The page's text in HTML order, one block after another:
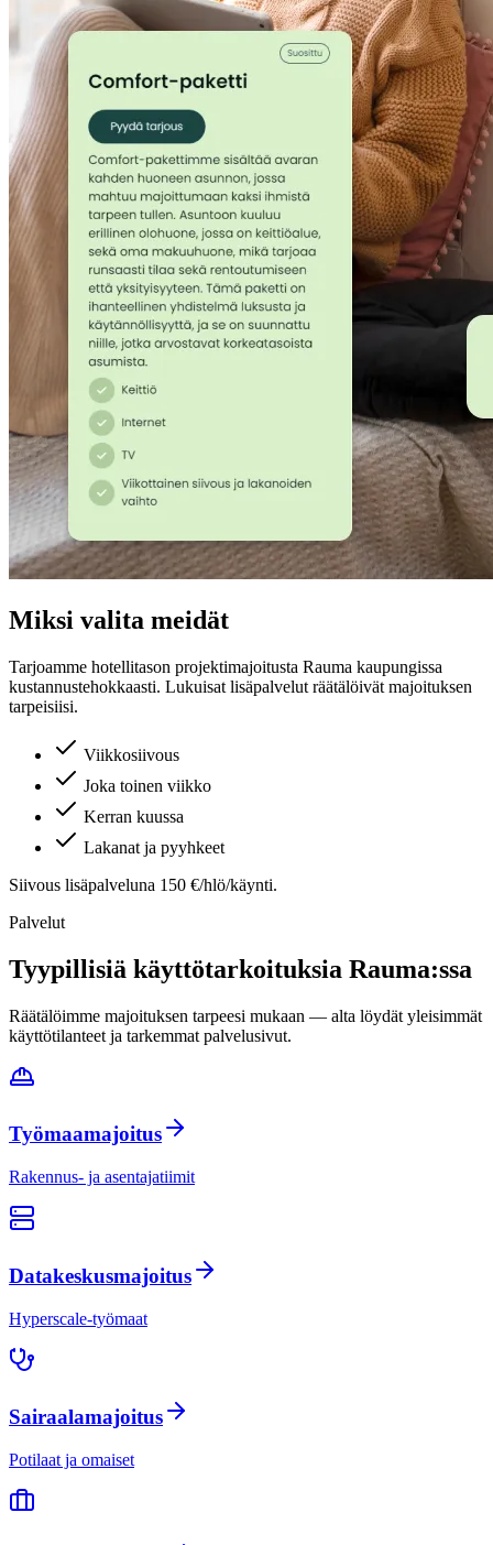
Miksi valita meidät
Tarjoamme hotellitason projektimajoitusta Rauma kaupungissa
kustannustehokkaasti. Lukuisat lisäpalvelut räätälöivät majoituksen
tarpeisiisi.
Viikkosiivous
Joka toinen viikko
Kerran kuussa
Lakanat ja pyyhkeet
Siivous lisäpalveluna 150 €/hlö/käynti.
Palvelut
Tyypillisiä käyttötarkoituksia Rauma:ssa
Räätälöimme majoituksen tarpeesi mukaan — alta löydät yleisimmät
käyttötilanteet ja tarkemmat palvelusivut.
Työmaamajoitus
Rakennus- ja asentajatiimit
Datakeskusmajoitus
Hyperscale-työmaat
Sairaalamajoitus
Potilaat ja omaiset